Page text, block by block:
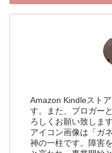
Amazon Kindleスト
す。また、ブロガー
ろしくお願い致します
アイコン画像は「ガ
神の一柱です。障害